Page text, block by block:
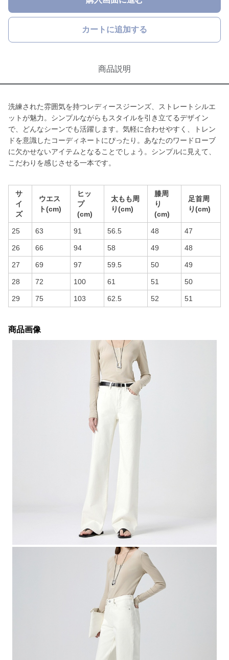
カートに追加する
商品説明
洗練された雰囲気を持つレディースジーンズ、ストレートシルエ
ットが魅力。シンプルながらもスタイルを引き立てるデザイン
で、どんなシーンでも活躍します。気軽に合わせやすく、トレン
ドを意識したコーディネートにぴったり。あなたのワードローブ
に欠かせないアイテムとなることでしょう。シンプルに見えて、
こだわりを感じさせる一本です。
サ
イ
ズ
ウエス
ト(cm)
ヒッ
プ
(cm)
太もも周
り(cm)
膝周
り
(cm)
足首周
り(cm)
25 63 91 56.5 48 47
26 66 94 58 49 48
27 69 97 59.5 50 49
28 72 100 61 51 50
29 75 103 62.5 52 51
商品画像